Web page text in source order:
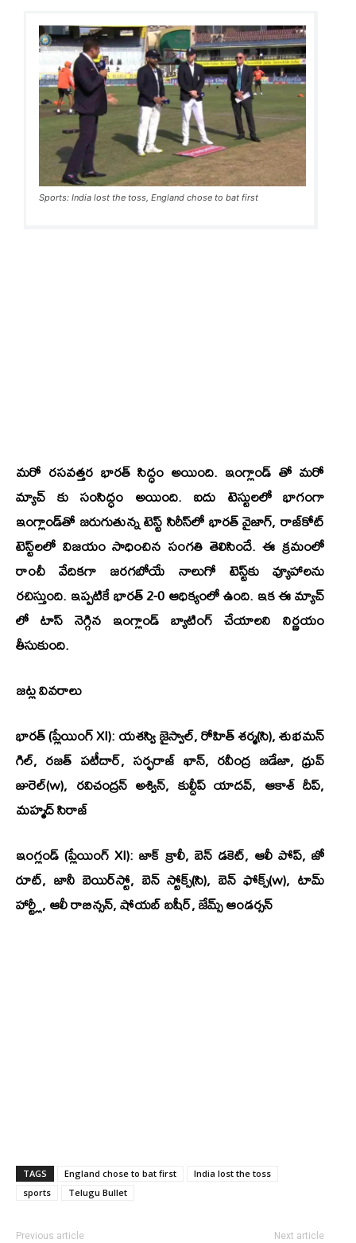
Sports: India lost the toss, England chose to bat first
మరో రసవత్తర భారత్ సిద్ధం అయింది. ఇంగ్లాండ్ తో మరో
మ్యాచ్ కు సంసిద్ధం అయింది. ఐదు టెస్టులలో భాగంగా
ఇంగ్లాండ్‌తో జరుగుతున్న టెస్ట్ సిరీస్‌లో భారత్ వైజాగ్, రాజ్‌కోట్
టెస్ట్‌లలో విజయం సాధించిన సంగతి తెలిసిందే. ఈ క్రమంలో
రాంచీ వేదికగా జరగబోయే నాలుగో టెస్ట్‌కు వ్యూహాలను
రచిస్తుంది. ఇప్పటికే భారత్ 2-0 ఆధిక్యంలో ఉంది. ఇక ఈ మ్యాచ్
లో టాస్ నెగ్గిన ఇంగ్లాండ్ బ్యాటింగ్ చేయాలని నిర్ణయం
తీసుకుంది.
జట్ల వివరాలు
భారత్ (ప్లేయింగ్ XI): యశస్వి జైస్వాల్, రోహిత్ శర్మ(సి), శుభమన్
గిల్, రజత్ పటీదార్, సర్ఫరాజ్ ఖాన్, రవీంద్ర జడేజా, ధ్రువ్
జురెల్(w), రవిచంద్రన్ అశ్విన్, కుల్దీప్ యాదవ్, ఆకాశ్ దీప్,
మహ్మద్ సిరాజ్
ఇంగ్లండ్ (ప్లేయింగ్ XI): జాక్ క్రాలీ, బెన్ డకెట్, ఆలీ పోప్, జో
రూట్, జానీ బెయిర్‌స్టో, బెన్ స్టోక్స్(సి), బెన్ ఫోక్స్(w), టామ్
హార్ట్లీ, ఆలీ రాబిన్సన్, షోయబ్ బషీర్, జేమ్స్ ఆండర్సన్
TAGS England chose to bat first
India lost the toss
sports
Telugu Bullet
Previous article Next article